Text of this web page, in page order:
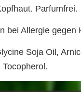
Parfumfrei.
bei Allergie gegen
Soja Oil,